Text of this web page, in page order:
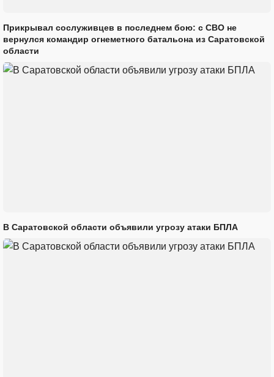
Прикрывал сослуживцев в последнем бою: с СВО не
вернулся командир огнеметного батальона из Саратовской
области
В Саратовской области объявили угрозу атаки БПЛА